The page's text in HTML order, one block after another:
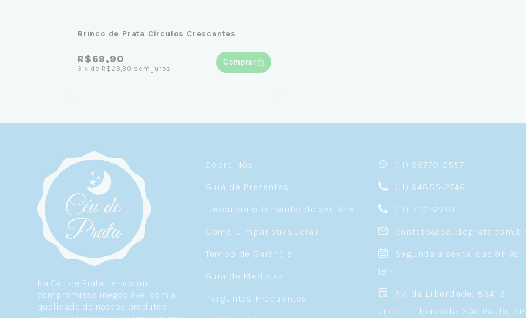
Brinco de Prata Círculos Crescentes
R$69,90
3 x de R$23,30 sem juros
Comprar
Na Céu de Prata, temos um
compromisso inegociável com a
qualidade de nossos produtos.
Sobre Nós
Guia de Presentes
Descubra o Tamanho do seu Anel
Como Limpar suas Joias
Tempo de Garantia
Guia de Medidas
Perguntas Frequentes
(11) 96770-2557
(11) 94855-2746
(11) 3101-2281
contato@ceudeprata.com.br
Segunda à sexta, das 9h às
18h
Av. da Liberdade, 834, 3
andar- Liberdade, São Paulo, SP